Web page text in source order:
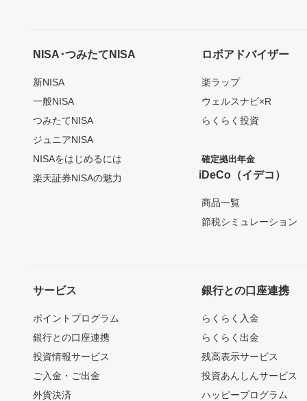
NISA･つみたてNISA
新NISA
一般NISA
つみたてNISA
ジュニアNISA
NISAをはじめるには
楽天証券NISAの魅力
ロボアドバイザー
楽ラップ
ウェルスナビ×R
らくらく投資
確定拠出年金
iDeCo（イデコ）
商品一覧
節税シミュレーション
サービス
ポイントプログラム
銀行との口座連携
投資情報サービス
ご入金・ご出金
外貨決済
銀行との口座連携
らくらく入金
らくらく出金
残高表示サービス
投資あんしんサービス
ハッピープログラム